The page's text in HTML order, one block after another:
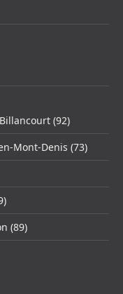
(92)
Mont-Denis (73)
(89)